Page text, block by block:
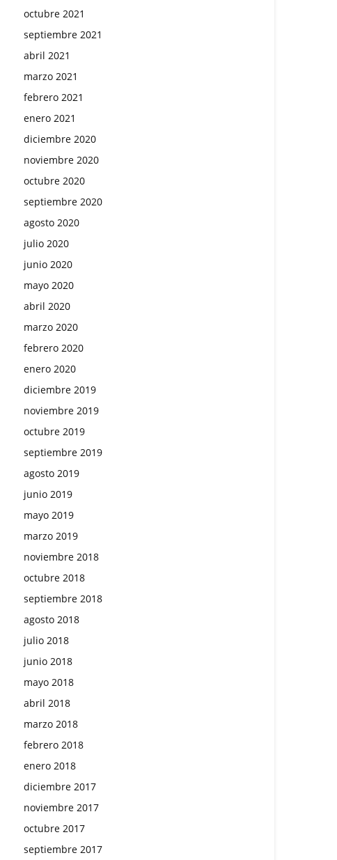
octubre 2021
septiembre 2021
abril 2021
marzo 2021
febrero 2021
enero 2021
diciembre 2020
noviembre 2020
octubre 2020
septiembre 2020
agosto 2020
julio 2020
junio 2020
mayo 2020
abril 2020
marzo 2020
febrero 2020
enero 2020
diciembre 2019
noviembre 2019
octubre 2019
septiembre 2019
agosto 2019
junio 2019
mayo 2019
marzo 2019
noviembre 2018
octubre 2018
septiembre 2018
agosto 2018
julio 2018
junio 2018
mayo 2018
abril 2018
marzo 2018
febrero 2018
enero 2018
diciembre 2017
noviembre 2017
octubre 2017
septiembre 2017